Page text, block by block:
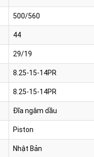
500/560
44
29/19
8.25-15-14PR
8.25-15-14PR
Đĩa ngâm dầu
Piston
Nhật Bản